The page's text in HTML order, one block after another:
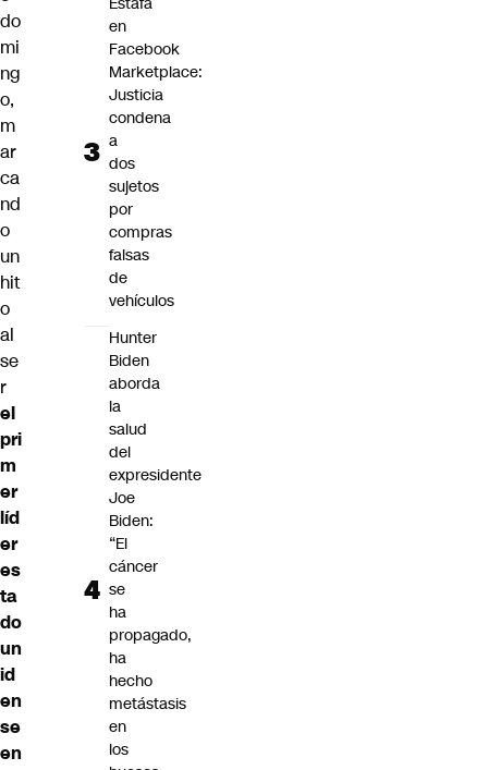
do
mi
ng
o,
m
ar
ca
nd
o
un
hit
o
al
se
r
el
pri
m
er
líd
er
es
ta
do
un
id
en
se
en
en
Facebook
Marketplace:
Justicia
condena
a
dos
sujetos
por
compras
falsas
de
vehículos
Hunter
Biden
aborda
la
salud
del
expresidente
Joe
Biden:
“El
cáncer
se
ha
propagado,
ha
hecho
metástasis
en
los